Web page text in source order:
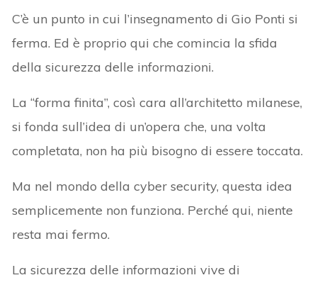
C’è un punto in cui l’insegnamento di Gio Ponti si
ferma. Ed è proprio qui che comincia la sfida
della sicurezza delle informazioni.
La “forma finita”, così cara all’architetto milanese,
si fonda sull’idea di un’opera che, una volta
completata, non ha più bisogno di essere toccata.
Ma nel mondo della cyber security, questa idea
semplicemente non funziona. Perché qui, niente
resta mai fermo.
La sicurezza delle informazioni vive di